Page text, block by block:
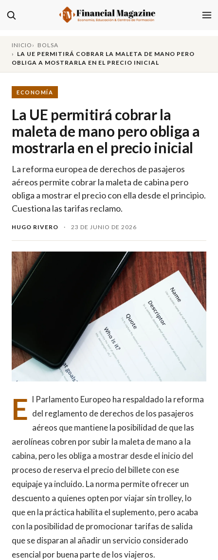
INICIO
BOLSA
LA UE PERMITIRÁ COBRAR LA MALETA DE MANO PERO
OBLIGA A MOSTRARLA EN EL PRECIO INICIAL
ECONOMÍA
La UE permitirá cobrar la
maleta de mano pero obliga a
mostrarla en el precio inicial
La reforma europea de derechos de pasajeros
aéreos permite cobrar la maleta de cabina pero
obliga a mostrar el precio con ella desde el principio.
Cuestiona las tarifas reclamo.
HUGO RIVERO · 23 DE JUNIO DE 2026
E l Parlamento Europeo ha respaldado la reforma
del reglamento de derechos de los pasajeros
aéreos que mantiene la posibilidad de que las
aerolíneas cobren por subir la maleta de mano a la
cabina, pero les obliga a mostrar desde el inicio del
proceso de reserva el precio del billete con ese
equipaje ya incluido. La norma permite ofrecer un
descuento a quienes opten por viajar sin trolley, lo
que en la práctica habilita el suplemento, pero acaba
con la posibilidad de promocionar tarifas de salida
que se disparan al añadir un servicio considerado
esencial por buena parte de los viajeros.